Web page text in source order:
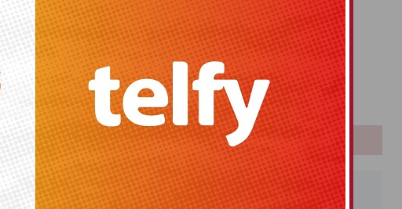
Bonoloto
Primitiva
El Gordo
Euromillones
Loteria
Once
PUBLICIDAD